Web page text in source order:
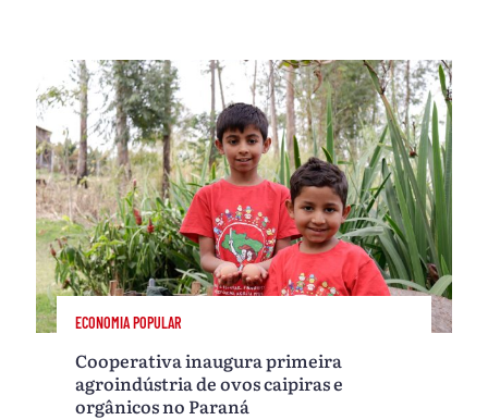
ECONOMIA POPULAR
Cooperativa inaugura primeira
agroindústria de ovos caipiras e
orgânicos no Paraná